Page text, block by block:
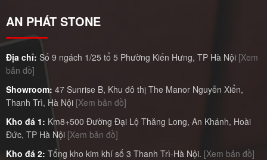
AN PHÁT STONE
Địa chỉ: Số 9 ngách 1/25 tổ 5 Phường Kiến Hưng, TP Hà Nội [Xem
bản đồ]
Showroom: 47 Sunrise B, Khu đô thị The Manor Nguyễn Xiển,
Thanh Trì, Hà Nội [Xem bản đồ]
Kho đá 1: Km8+500 Đường Đại Lộ Thăng Long, An Khánh, Hoài
Đức, TP Hà Nội [Xem bản đồ]
Kho đá 2: Tổng kho kim khí số 3 Thanh Trì-Hà Nội. [Xem bản đồ]